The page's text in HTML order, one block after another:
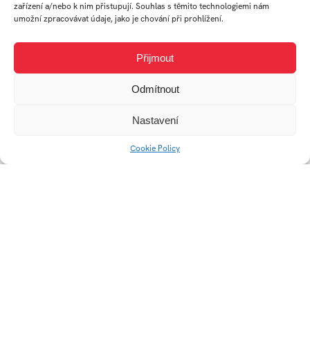
zařízení a/nebo k nim přistupují. Souhlas s těmito technologiemi nám
umožní zpracovávat údaje, jako je chování při prohlížení.
Přijmout
Odmítnout
Nastavení
Cookie Policy
Práce studenta